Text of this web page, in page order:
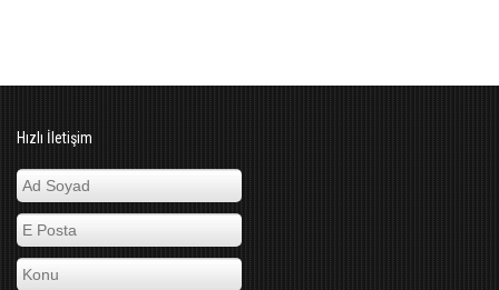
Hızlı İletişim